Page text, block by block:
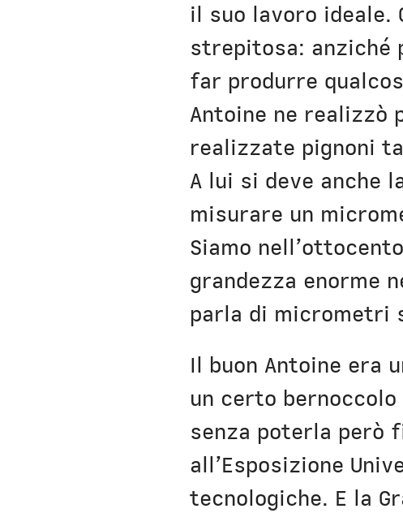
il suo lavoro ideale.
strepitosa: anziché
far produrre
Antoine ne realizzò
realizzate pignoni
A lui si deve anche
misurare un
Siamo
grandezza enorme
parla di micrometri
Il buon Antoine era
un certo
senza poterla però
all’Esposizione
tecnologiche. E la